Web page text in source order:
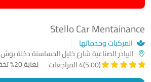
Stello Car Mentainance
المركبات وخدماتها
البيادر الصناعية شارع خليل الحساسنة دخلة بوش
(5.00)
4 المراجعات لغاية 20% تخفيض